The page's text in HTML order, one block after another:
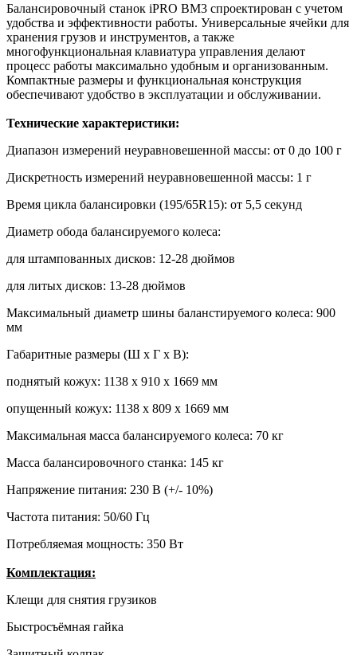
Балансировочный станок iPRO BM3 спроектирован с учетом
удобства и эффективности работы. Универсальные ячейки для
хранения грузов и инструментов, а также
многофункциональная клавиатура управления делают
процесс работы максимально удобным и организованным.
Компактные размеры и функциональная конструкция
обеспечивают удобство в эксплуатации и обслуживании.
Технические характеристики:
Диапазон измерений неуравновешенной массы: от 0 до 100 г
Дискретность измерений неуравновешенной массы: 1 г
Время цикла балансировки (195/65R15): от 5,5 секунд
Диаметр обода балансируемого колеса:
для штампованных дисков: 12-28 дюймов
для литых дисков: 13-28 дюймов
Максимальный диаметр шины баланстируемого колеса: 900
мм
Габаритные размеры (Ш х Г х В):
поднятый кожух: 1138 х 910 х 1669 мм
опущенный кожух: 1138 х 809 х 1669 мм
Максимальная масса балансируемого колеса: 70 кг
Масса балансировочного станка: 145 кг
Напряжение питания: 230 В (+/- 10%)
Частота питания: 50/60 Гц
Потребляемая мощность: 350 Вт
Комплектация:
Клещи для снятия грузиков
Быстросъёмная гайка